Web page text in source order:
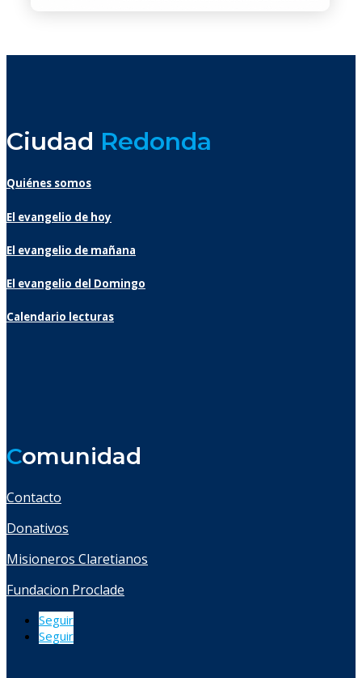
Ciudad Redonda
Quiénes somos
El evangelio de hoy
El evangelio de mañana
El evangelio del Domingo
Calendario lecturas
Comunidad
Contacto
Donativos
Misioneros Claretianos
Fundacion Proclade
Seguir
Seguir